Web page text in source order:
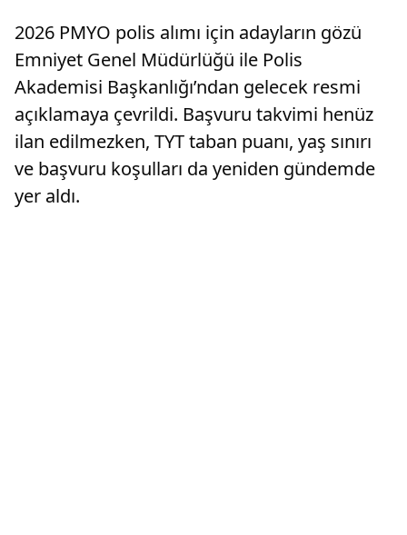
2026 PMYO polis alımı için adayların gözü
Emniyet Genel Müdürlüğü ile Polis
Akademisi Başkanlığı’ndan gelecek resmi
açıklamaya çevrildi. Başvuru takvimi henüz
ilan edilmezken, TYT taban puanı, yaş sınırı
ve başvuru koşulları da yeniden gündemde
yer aldı.